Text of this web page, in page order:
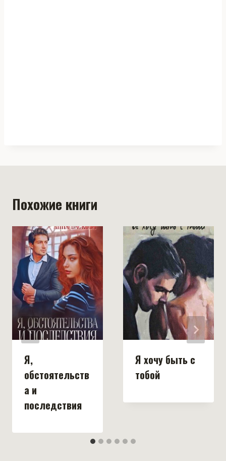
Похожие книги
Я,
обстоятельств
а и
последствия
Я хочу быть с
тобой